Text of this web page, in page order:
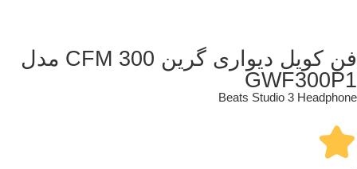
فن کویل دیواری گرین 300 CFM مدل
GWF300P1
Beats Studio 3 Headphone